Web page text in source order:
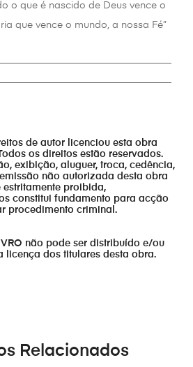
o que é nascido de Deus vence o
que vence o mundo, a nossa Fé”
de autor licenciou esta obra
os direitos estão reservados.
exibição, aluguer, troca, cedência,
não autorizada desta obra
estritamente proibida,
constitui fundamento para acção
procedimento criminal.
não pode ser distribuído e/ou
licença dos titulares desta obra.
Relacionados